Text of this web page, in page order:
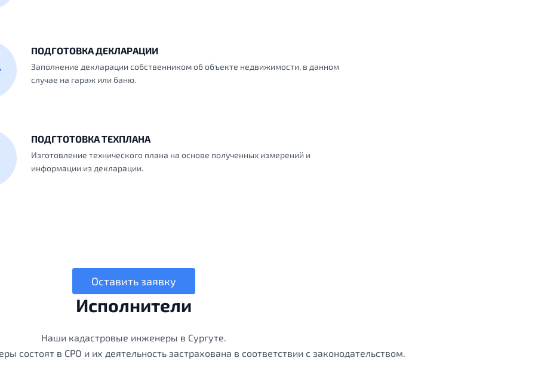
ПОДГОТОВКА ДЕКЛАРАЦИИ
Заполнение декларации собственником об объекте недвижимости, в данном
случае на гараж или баню.
ПОДГТОТОВКА ТЕХПЛАНА
Изготовление технического плана на основе полученных измерений и
информации из декларации.
Оставить заявку
Исполнители
Наши кадастровые инженеры в Сургуте.
состоят в СРО и их деятельность застрахована в соответствии с законодательством.